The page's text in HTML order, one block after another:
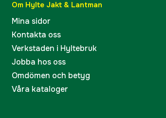
Om Hylte Jakt & Lantman
Mina sidor
Kontakta oss
Verkstaden i Hyltebruk
Jobba hos oss
Omdömen och betyg
Våra kataloger